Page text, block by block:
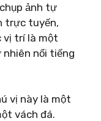
ảnh tự
trực tuyến,
vị trí là một
nổi tiếng
vị này là một
vách đá.